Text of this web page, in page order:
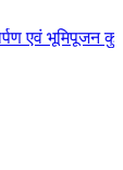
के विकास के